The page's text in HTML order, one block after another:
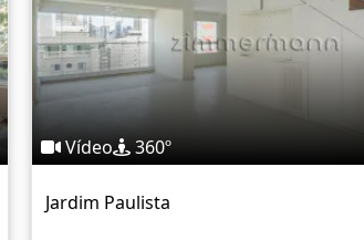
Vídeo 360º
Jardim Paulista